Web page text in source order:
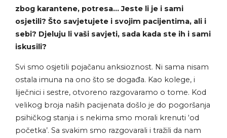
zbog karantene, potresa… Jeste li je i sami
osjetili? Što savjetujete i svojim pacijentima, ali i
sebi? Djeluju li vaši savjeti, sada kada ste ih i sami
iskusili?
Svi smo osjetili pojačanu anksioznost. Ni sama nisam
ostala imuna na ono što se događa. Kao kolege, i
liječnici i sestre, otvoreno razgovaramo o tome. Kod
velikog broja naših pacijenata došlo je do pogoršanja
psihičkog stanja i s nekima smo morali krenuti ‘od
početka’. Sa svakim smo razgovarali i tražili da nam